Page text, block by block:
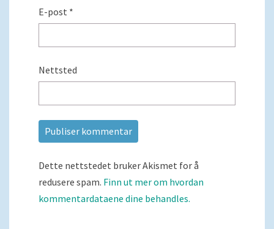
E-post *
Nettsted
Dette nettstedet bruker Akismet for å
redusere spam. Finn ut mer om hvordan
kommentardataene dine behandles.